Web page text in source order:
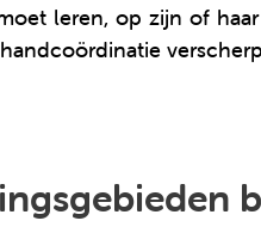
leren, op zijn of